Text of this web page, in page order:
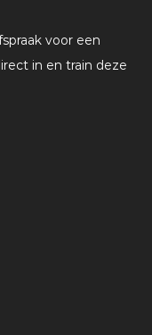
voor een
in en train deze